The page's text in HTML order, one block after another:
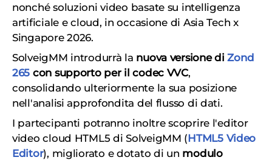
nonché soluzioni video basate su intelligenza
artificiale e cloud, in occasione di Asia Tech x
Singapore 2026.
SolveigMM introdurrà la nuova versione diZond
265 con supporto per il codec VVC,
consolidando ulteriormente la sua posizione
nell'analisi approfondita del flusso di dati.
I partecipanti potranno inoltre scoprire l'editor
video cloud HTML5 di SolveigMM (HTML5 Video
Editor), migliorato e dotato di un modulo